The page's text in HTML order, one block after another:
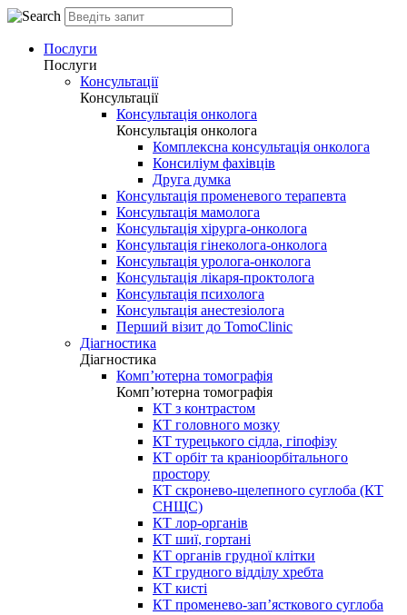
Послуги
Послуги
Консультації
Консультації
Консультація онколога
Консультація онколога
Комплексна консультація онколога
Консиліум фахівців
Друга думка
Консультація променевого терапевта
Консультація мамолога
Консультація хірурга-онколога
Консультація гінеколога-онколога
Консультація уролога-онколога
Консультація лікаря-проктолога
Консультація психолога
Консультація анестезіолога
Перший візит до TomoClinic
Діагностика
Діагностика
Комп’ютерна томографія
Комп’ютерна томографія
КТ з контрастом
КТ головного мозку
КТ турецького сідла, гіпофізу
КТ орбіт та краніоорбітального
простору
КТ скронево-щелепного суглоба (КТ
СНЩС)
КТ лор-органів
КТ шиї, гортані
КТ органів грудної клітки
КТ грудного відділу хребта
КТ кисті
КТ променево-зап’ясткового суглоба